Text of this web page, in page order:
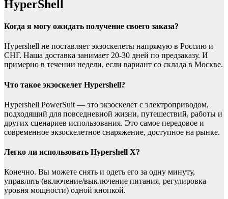
HyperShell
Когда я могу ожидать получение своего заказа?
Hypershell не поставляет экзоскелеты напрямую в Россию и
СНГ. Наша доставка занимает 20-30 дней по предзаказу. И
примерно в течении недели, если вариант со склада в Москве.
Что такое экзоскелет Hypershell?
Hypershell PowerSuit — это экзоскелет с электроприводом,
подходящий для повседневной жизни, путешествий, работы и
других сценариев использования. Это самое передовое и
современное экзоскелетное снаряжение, доступное на рынке.
Легко ли использовать Hypershell X?
Конечно. Вы можете снять и одеть его за одну минуту,
управлять (включение/выключение питания, регулировка
уровня мощности) одной кнопкой.